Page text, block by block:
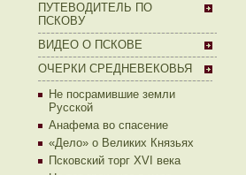
ПУТЕВОДИТЕЛЬ ПО
ПСКОВУ
ВИДЕО О ПСКОВЕ
ОЧЕРКИ СРЕДНЕВЕКОВЬЯ
Не посрамившие земли
Русской
Анафема во спасение
«Дело» о Великих Князьях
Псковский торг XVI века